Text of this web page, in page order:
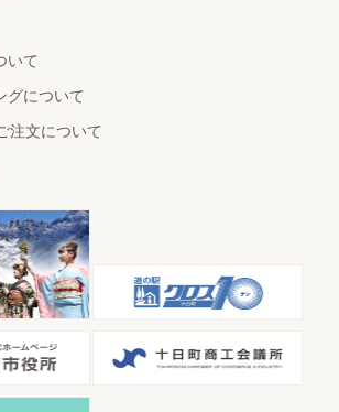
いて
グについて
注文について